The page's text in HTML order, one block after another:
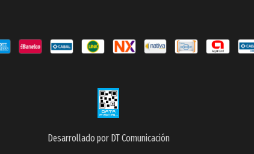
Desarrollado por DT Comunicación